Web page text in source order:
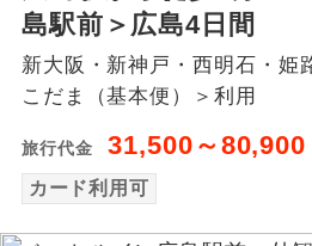
島駅前＞広島4日間
新大阪・新神戸・西明石・姫
こだま（基本便）＞利用
旅行代金 31,500～80,900
カード利用可
現地添乗員同
行
現地到着空港
（駅）まで添
バスガイド乗
務
バスガイドが
があります。